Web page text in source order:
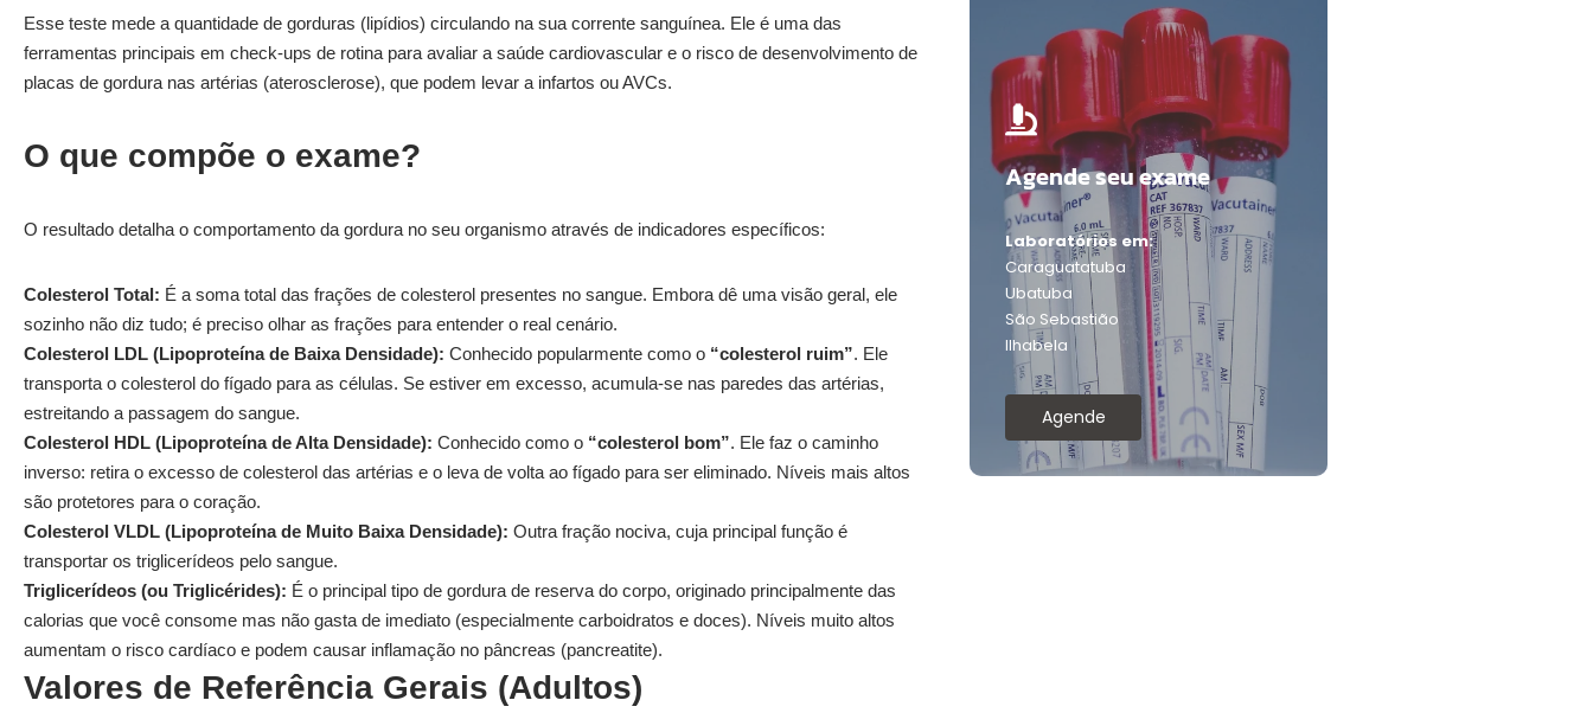
Esse teste mede a quantidade de gorduras (lipídios) circulando na sua corrente sanguínea. Ele é uma das
ferramentas principais em check-ups de rotina para avaliar a saúde cardiovascular e o risco de desenvolvimento de
placas de gordura nas artérias (aterosclerose), que podem levar a infartos ou AVCs.
O que compõe o exame?
O resultado detalha o comportamento da gordura no seu organismo através de indicadores específicos:
Colesterol Total: É a soma total das frações de colesterol presentes no sangue. Embora dê uma visão geral, ele
sozinho não diz tudo; é preciso olhar as frações para entender o real cenário.
Colesterol LDL (Lipoproteína de Baixa Densidade): Conhecido popularmente como o “colesterol ruim”. Ele
transporta o colesterol do fígado para as células. Se estiver em excesso, acumula-se nas paredes das artérias,
estreitando a passagem do sangue.
Colesterol HDL (Lipoproteína de Alta Densidade): Conhecido como o “colesterol bom”. Ele faz o caminho
inverso: retira o excesso de colesterol das artérias e o leva de volta ao fígado para ser eliminado. Níveis mais altos
são protetores para o coração.
Colesterol VLDL (Lipoproteína de Muito Baixa Densidade): Outra fração nociva, cuja principal função é
transportar os triglicerídeos pelo sangue.
Triglicerídeos (ou Triglicérides): É o principal tipo de gordura de reserva do corpo, originado principalmente das
calorias que você consome mas não gasta de imediato (especialmente carboidratos e doces). Níveis muito altos
aumentam o risco cardíaco e podem causar inflamação no pâncreas (pancreatite).
Valores de Referência Gerais (Adultos)
Agende seu exame
Laboratórios em:
Caraguatatuba
Ubatuba
São Sebastião
Ilhabela
Agende